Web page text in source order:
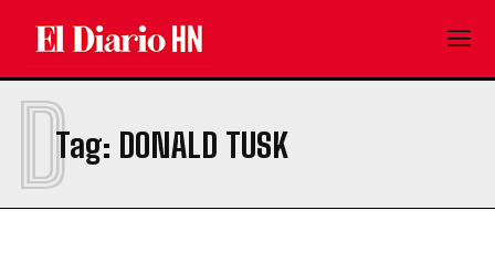
Tag: DONALD TUSK
D